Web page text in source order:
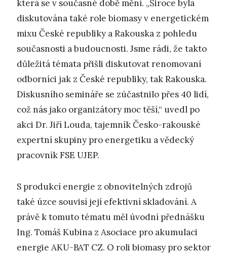
která se v současné době mění. „Široce byla
diskutována také role biomasy v energetickém
mixu České republiky a Rakouska z pohledu
současnosti a budoucnosti. Jsme rádi, že takto
důležitá témata přišli diskutovat renomovaní
odborníci jak z České republiky, tak Rakouska.
Diskusního semináře se zúčastnilo přes 40 lidí,
což nás jako organizátory moc těší,“ uvedl po
akci Dr. Jiří Louda, tajemník Česko-rakouské
expertní skupiny pro energetiku a vědecký
pracovník FSE UJEP.
S produkcí energie z obnovitelných zdrojů
také úzce souvisí její efektivní skladování. A
právě k tomuto tématu měl úvodní přednášku
Ing. Tomáš Kubina z Asociace pro akumulaci
energie AKU-BAT CZ. O roli biomasy pro sektor